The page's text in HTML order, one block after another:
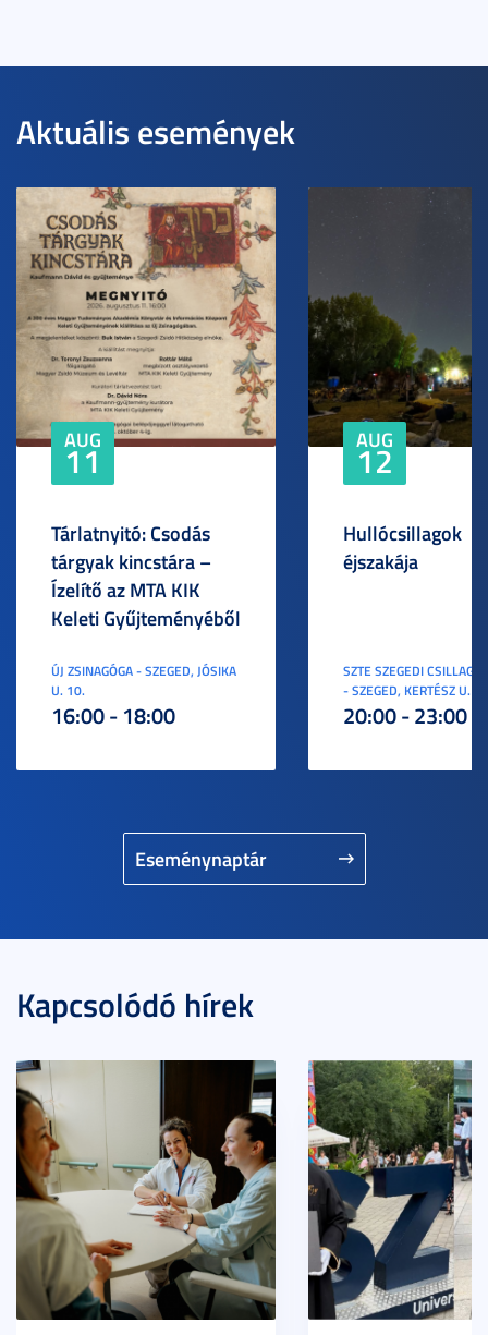
Aktuális események
Eseménynaptár
AUG
11
Tárlatnyitó: Csodás
tárgyak kincstára –
Ízelítő az MTA KIK
Keleti Gyűjteményéből
ÚJ ZSINAGÓGA - SZEGED, JÓSIKA
U. 10.
16:00 - 18:00
AUG
12
Hullócsillagok
éjszakája
SZTE SZEGEDI
- SZEGED, KERTÉSZ U. 3.
20:00 - 23:00
Kapcsolódó hírek